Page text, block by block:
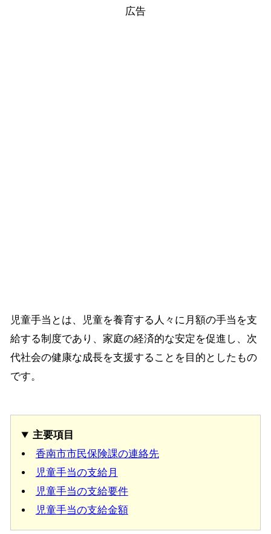
児童手当とは、児童を養育する人々に月額の手当を支
給する制度であり、家庭の経済的な安定を促進し、次
代社会の健康な成長を支援することを目的としたもの
です。
主要項目
香南市市民保険課の連絡先
児童手当の支給月
児童手当の支給要件
児童手当の支給金額